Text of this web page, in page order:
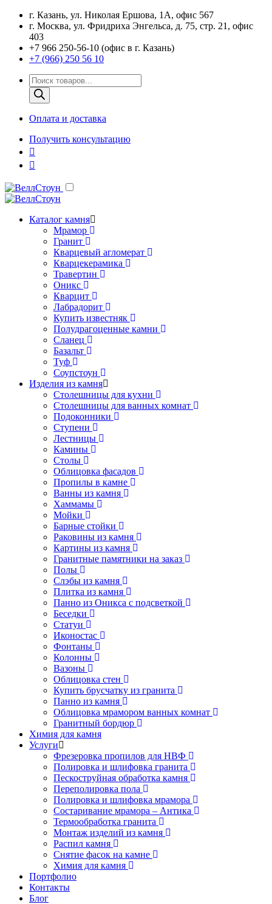
г. Казань, ул. Николая Ершова, 1А, офис 567
г. Москва, ул. Фридриха Энгельса, д. 75, стр. 21, офис
403
+7 966 250-56-10 (офис в г. Казань)
+7 (966) 250 56 10
Поиск
товаров
Оплата и доставка
Получить консультацию
Каталог камня
Мрамор
Гранит
Кварцевый агломерат
Кварцекерамика
Травертин
Оникс
Кварцит
Лабрадорит
Купить известняк
Полудрагоценные камни
Сланец
Базальт
Туф
Соупстоун
Изделия из камня
Столешницы для кухни
Столешницы для ванных комнат
Подоконники
Ступени
Лестницы
Камины
Столы
Облицовка фасадов
Пропилы в камне
Ванны из камня
Хаммамы
Мойки
Барные стойки
Раковины из камня
Картины из камня
Гранитные памятники на заказ
Полы
Слэбы из камня
Плитка из камня
Панно из Оникса с подсветкой
Беседки
Статуи
Иконостас
Фонтаны
Колонны
Вазоны
Облицовка стен
Купить брусчатку из гранита
Панно из камня
Облицовка мрамором ванных комнат
Гранитный бордюр
Химия для камня
Услуги
Фрезеровка пропилов для НВФ
Полировка и шлифовка гранита
Пескоструйная обработка камня
Переполировка пола
Полировка и шлифовка мрамора
Состаривание мрамора – Антика
Термообработка гранита
Монтаж изделий из камня
Распил камня
Снятие фасок на камне
Химия для камня
Портфолио
Контакты
Блог